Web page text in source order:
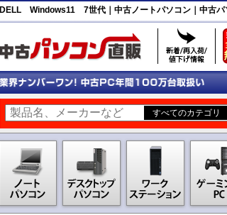
DELL Windows11 7世代｜中古ノートパソコン｜中古パ